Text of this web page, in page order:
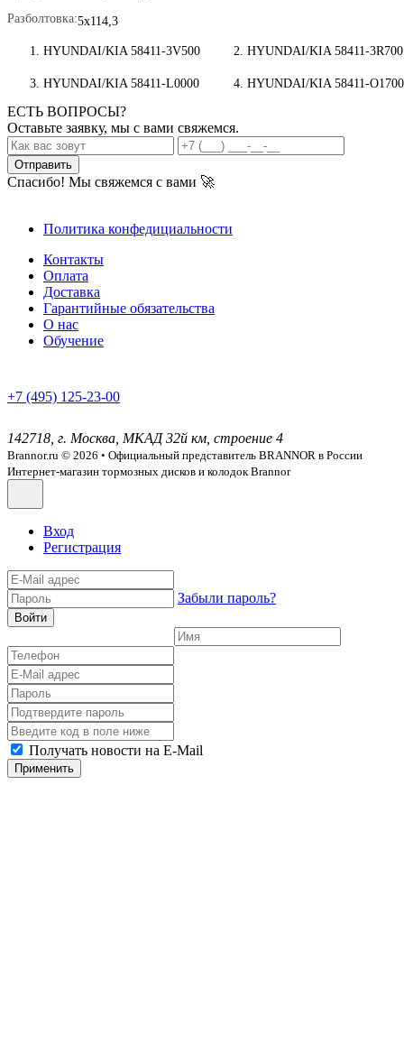
Разболтовка 5x114,3
HYUNDAI/KIA 58411-3V500 HYUNDAI/KIA 58411-3R700
HYUNDAI/KIA 58411-L0000 HYUNDAI/KIA 58411-O1700
ЕСТЬ ВОПРОСЫ?
Оставьте заявку, мы с вами свяжемся.
Отправить
Спасибо! Мы свяжемся с вами 🚀
Политика конфедициальности
Контакты
Оплата
Доставка
Гарантийные обязательства
О нас
Обучение
+7 (495) 125-23-00
142718, г. Москва, МКАД 32й км, строение 4
Brannor.ru © 2026 • Официальный представитель BRANNOR в России
Интернет-магазин тормозных дисков и колодок Brannor
Вход
Регистрация
Забыли пароль?
Войти
Получать новости на E-Mail
Применить